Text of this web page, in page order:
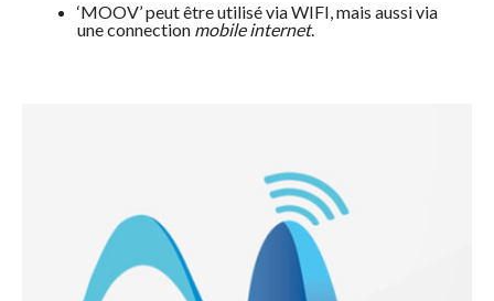
‘MOOV’ peut être utilisé via WIFI, mais aussi via
une connection mobile internet.